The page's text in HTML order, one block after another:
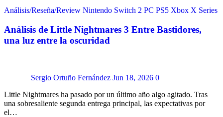
Análisis/Reseña/Review Nintendo Switch 2 PC PS5 Xbox X Series
Análisis de Little Nightmares 3 Entre Bastidores,
una luz entre la oscuridad
Sergio Ortuño Fernández Jun 18, 2026 0
Little Nightmares ha pasado por un último año algo agitado. Tras
una sobresaliente segunda entrega principal, las expectativas por
el…